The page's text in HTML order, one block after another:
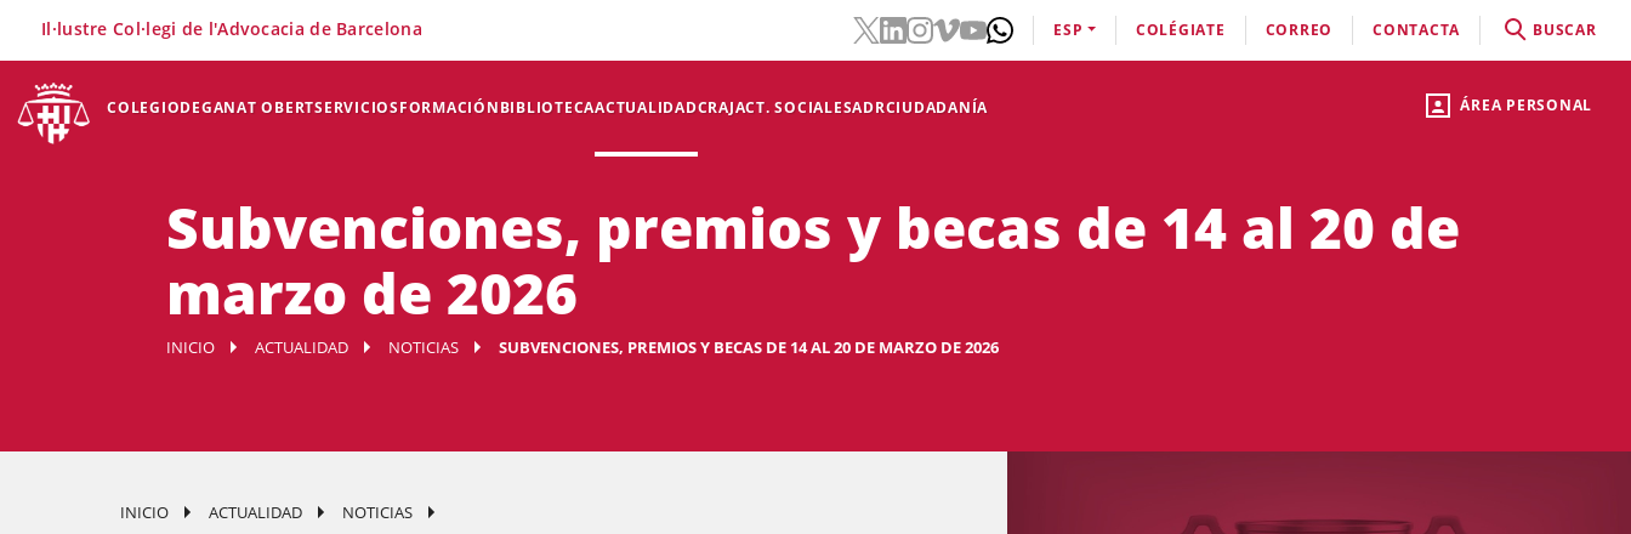
ÁREA PERSONAL
COLEGIODEGANAT OBERTSERVICIOSFORMACIÓNBIBLIOTECAACTUALIDADCRAJACT. SOCIALESADRCIUDADANÍA
Il·lustre Col·legi de l'Advocacia de Barcelona ESP COLÉGIATE CORREO CONTACTA BUSCAR
Subvenciones, premios y becas de 14 al 20 de
marzo de 2026
INICIO ACTUALIDAD NOTICIAS SUBVENCIONES, PREMIOS Y BECAS DE 14 AL 20 DE MARZO DE 2026
INICIO ACTUALIDAD
NOTICIAS